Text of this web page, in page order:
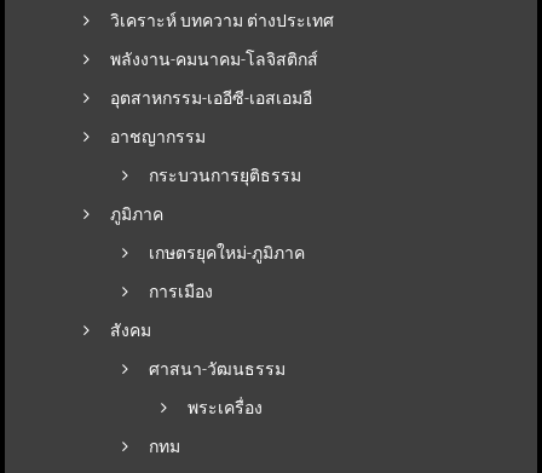
วิเคราะห์ บทความ ต่างประเทศ
พลังงาน-คมนาคม-โลจิสติกส์
อุตสาหกรรม-เออีซี-เอสเอมอี
อาชญากรรม
กระบวนการยุติธรรม
ภูมิภาค
เกษตรยุคใหม่-ภูมิภาค
การเมือง
สังคม
ศาสนา-วัฒนธรรม
พระเครื่อง
กทม